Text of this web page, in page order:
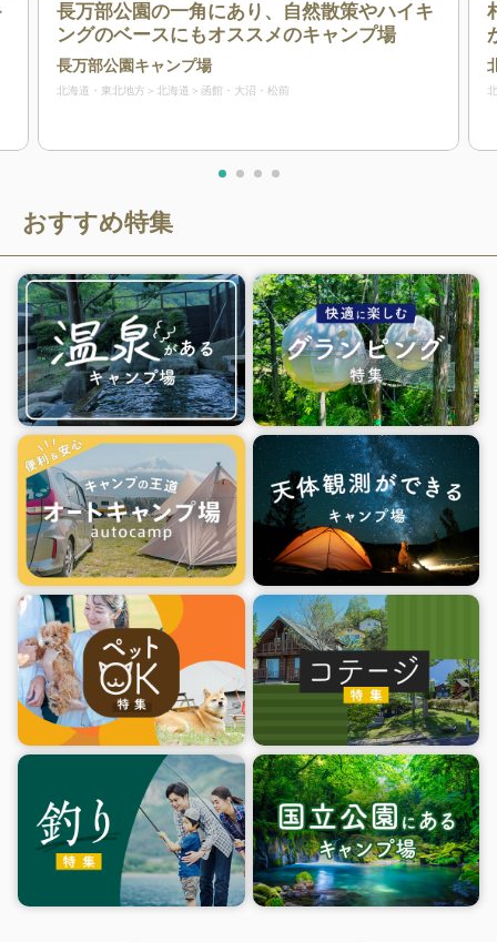
長万部公園の一角にあり、自然散策やハイキ
ングのベースにもオススメのキャンプ場
長万部公園キャンプ場
北海道・東北地方 北海道 函館・大沼・松前
おすすめ特集